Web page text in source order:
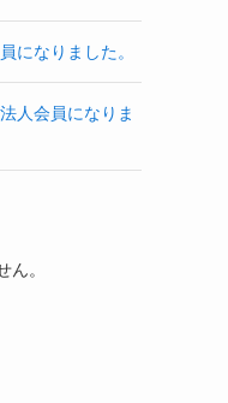
になりました。
人会員になりま
ん。